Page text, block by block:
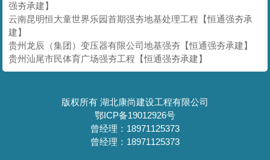
强夯承建】
云南昆明恒大童世界乐园首期强夯地基处理工程【恒通强夯承
建】
贵州龙辰（集团）变压器有限公司地基强夯【恒通强夯承建】
贵州汕尾市民体育广场强夯工程【恒通强夯承建】
版权所有 湖北康尚建设工程有限公司
鄂ICP备19012926号
曾经理：18971125373
曾经理：18971125373